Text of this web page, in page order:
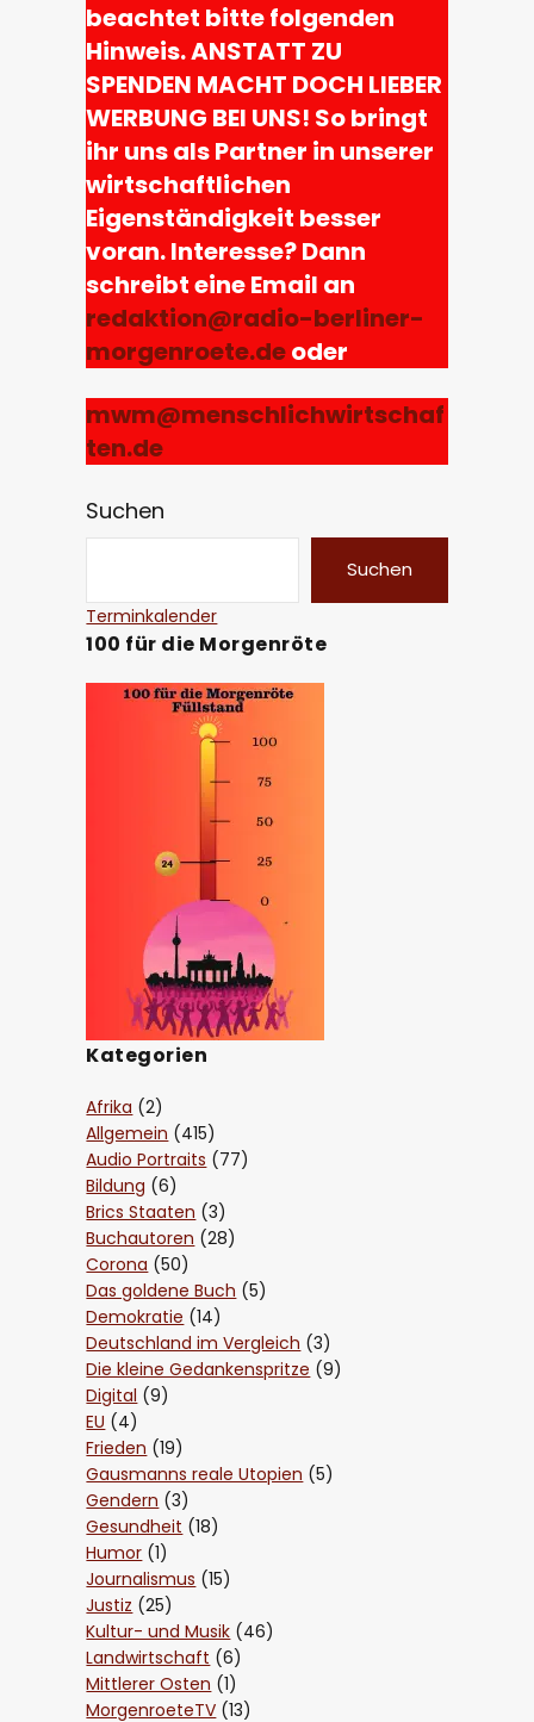
beachtet bitte folgenden
Hinweis. ANSTATT ZU
SPENDEN MACHT DOCH LIEBER
WERBUNG BEI UNS! So bringt
ihr uns als Partner in unserer
wirtschaftlichen
Eigenständigkeit besser
voran. Interesse? Dann
schreibt eine Email an
redaktion@radio-berliner-
morgenroete.deoder
mwm@menschlichwirtschaf
ten.de
Suchen
Suchen
Terminkalender
100 für die Morgenröte
Kategorien
Afrika (2)
Allgemein (415)
Audio Portraits (77)
Bildung (6)
Brics Staaten (3)
Buchautoren (28)
Corona (50)
Das goldene Buch (5)
Demokratie (14)
Deutschland im Vergleich (3)
Die kleine Gedankenspritze (9)
Digital (9)
EU (4)
Frieden (19)
Gausmanns reale Utopien (5)
Gendern (3)
Gesundheit (18)
Humor (1)
Journalismus (15)
Justiz (25)
Kultur- und Musik (46)
Landwirtschaft (6)
Mittlerer Osten (1)
MorgenroeteTV (13)